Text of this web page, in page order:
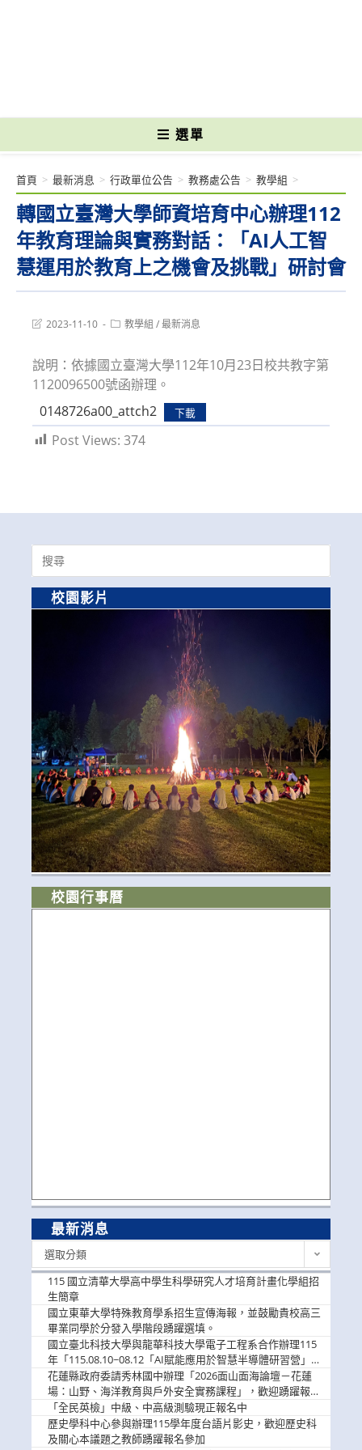
選單
轉國立臺灣大學師資培育中心辦理112
年教育理論與實務對話：「AI人工智
慧運用於教育上之機會及挑戰」研討會
首頁 > 最新消息 > 行政單位公告 > 教務處公告 > 教學組 >
Post2023-11-10
Post教學組 /最新消息
說明：依據國立臺灣大學112年10月23日校共教字第
1120096500號函辦理。
0148726a00_attch2
下載
Post Views: 374
Search
for:
校園影片
校園行事曆
最新消息
選取分類
115 國立清華大學高中學生科學研究人才培育計畫化學組招
生簡章
國立東華大學特殊教育學系招生宣傳海報，並鼓勵貴校高三
畢業同學於分發入學階段踴躍選填。
國立臺北科技大學與龍華科技大學電子工程系合作辦理115
年「115.08.10~08.12「AI賦能應用於智慧半導體研習營」，
歡迎學生踴躍報名參加
花蓮縣政府委請秀林國中辦理「2026面山面海論壇－花蓮
場：山野、海洋教育與戶外安全實務課程」，歡迎踴躍報名
參加
「全民英檢」中級、中高級測驗現正報名中
歷史學科中心參與辦理115學年度台語片影史，歡迎歷史科
及關心本議題之教師踴躍報名參加